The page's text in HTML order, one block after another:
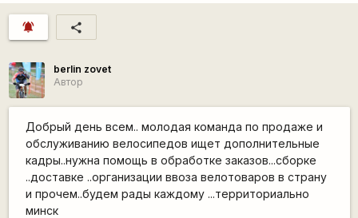
notifications_active share
berlin zovet
Автор
Добрый день всем.. молодая команда по продаже и
обслуживанию велосипедов ищет дополнительные
кадры..нужна помощь в обработке заказов...сборке
..доставке ..организации ввоза велотоваров в страну
и прочем..будем рады каждому ...территориально
минск